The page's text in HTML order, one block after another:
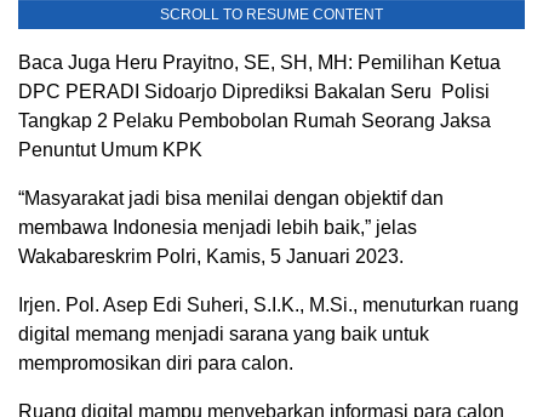
SCROLL TO RESUME CONTENT
Baca Juga Heru Prayitno, SE, SH, MH: Pemilihan Ketua
DPC PERADI Sidoarjo Diprediksi Bakalan Seru Polisi
Tangkap 2 Pelaku Pembobolan Rumah Seorang Jaksa
Penuntut Umum KPK
“Masyarakat jadi bisa menilai dengan objektif dan
membawa Indonesia menjadi lebih baik,” jelas
Wakabareskrim Polri, Kamis, 5 Januari 2023.
Irjen. Pol. Asep Edi Suheri, S.I.K., M.Si., menuturkan ruang
digital memang menjadi sarana yang baik untuk
mempromosikan diri para calon.
Ruang digital mampu menyebarkan informasi para calon